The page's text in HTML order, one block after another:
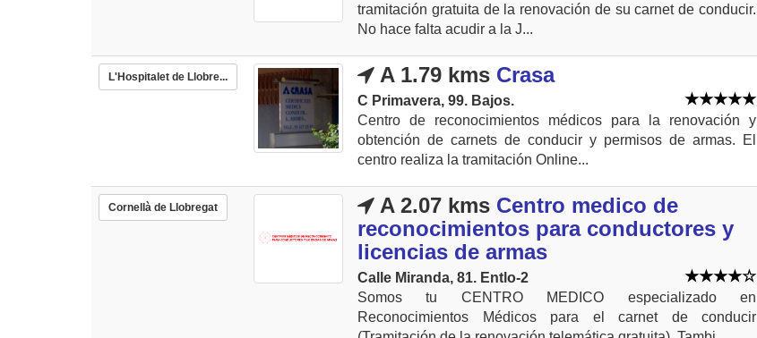
tramitación gratuita de la renovación de su carnet de conducir.
No hace falta acudir a la J...
L'Hospitalet de Llobre... A 1.79 kms Crasa
C Primavera, 99. Bajos.
Centro de reconocimientos médicos para la renovación y
obtención de carnets de conducir y permisos de armas. El
centro realiza la tramitación Online...
Cornellà de Llobregat A 2.07 kms Centro medico de
reconocimientos para conductores y
licencias de armas
Calle Miranda, 81. Entlo-2
Somos tu CENTRO MEDICO especializado en
Reconocimientos Médicos para el carnet de conducir